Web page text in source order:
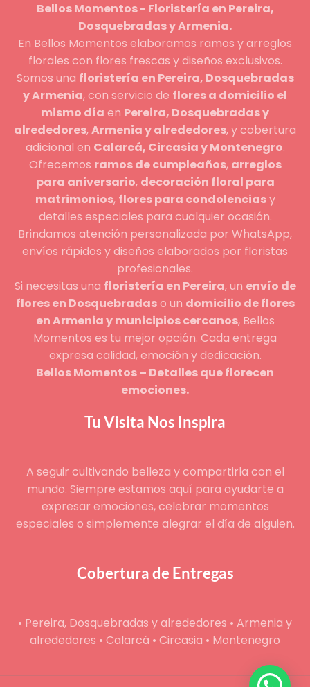
Bellos Momentos - Floristería en Pereira,
Dosquebradas y Armenia.
En Bellos Momentos elaboramos ramos y arreglos
florales con flores frescas y diseños exclusivos.
Somos una floristería en Pereira, Dosquebradas
y Armenia, con servicio de flores a domicilio el
mismo día en Pereira, Dosquebradas y
alrededores,Armenia y alrededores, y cobertura
adicional en Calarcá, Circasia y Montenegro.
Ofrecemos ramos de cumpleaños, arreglos
para aniversario, decoración floral para
matrimonios, flores para condolenciasy
detalles especiales para cualquier ocasión.
Brindamos atención personalizada por WhatsApp,
envíos rápidos y diseños elaborados por floristas
profesionales.
Si necesitas una floristería en Pereira, un envío de
flores en Dosquebradaso un domicilio de flores
en Armenia y municipios cercanos, Bellos
Momentos es tu mejor opción. Cada entrega
expresa calidad, emoción y dedicación.
Bellos Momentos – Detalles que florecen
emociones.
Tu Visita Nos Inspira
A seguir cultivando belleza y compartirla con el
mundo. Siempre estamos aquí para ayudarte a
expresar emociones, celebrar momentos
especiales o simplemente alegrar el día de alguien.
Cobertura de Entregas
• Pereira, Dosquebradas y alrededores • Armenia y
alrededores • Calarcá • Circasia • Montenegro